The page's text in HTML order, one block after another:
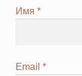
Имя *
Email *